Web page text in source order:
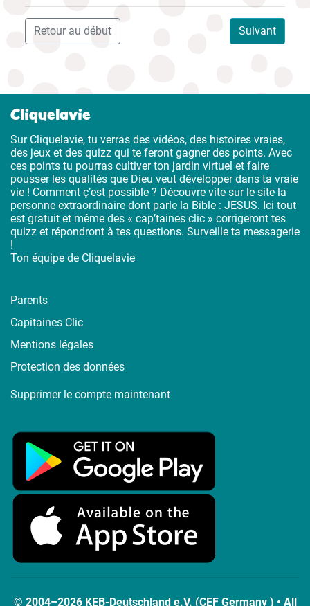
Suivant
Retour au début
Cliquelavie
Sur Cliquelavie, tu verras des vidéos, des histoires vraies,
des jeux et des quizz qui te feront gagner des points. Avec
ces points tu pourras cultiver ton jardin virtuel et faire
pousser les qualités que Dieu veut développer dans ta vraie
vie ! Comment ç’est possible ? Découvre vite sur le site la
personne extraordinaire dont parle la Bible : JESUS. Ici tout
est gratuit et même des « cap’taines clic » corrigeront tes
quizz et répondront à tes questions. Surveille ta messagerie
!
Ton équipe de Cliquelavie
Parents
Capitaines Clic
Mentions légales
Protection des données
Supprimer le compte maintenant
© 2004–2026 KEB-Deutschland e.V. (CEF Germany ) • All